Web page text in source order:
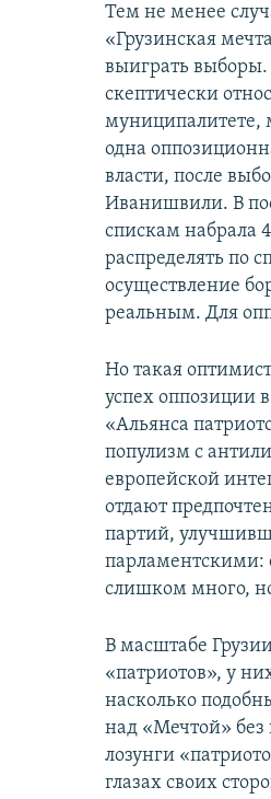
Тем не менее
«Грузинская
выиграть
скептически
муниципалитете,
одна
власти, после
Иванишвили. В
спискам набрала
распределять по
осуществление
реальным. Для
Но такая
успех оппозиции
«Альянса
популизм с
европейской
отдают
партий,
парламентскими:
слишком много,
В масштабе
«патриотов», у
насколько
над «Мечтой»
лозунги
глазах своих